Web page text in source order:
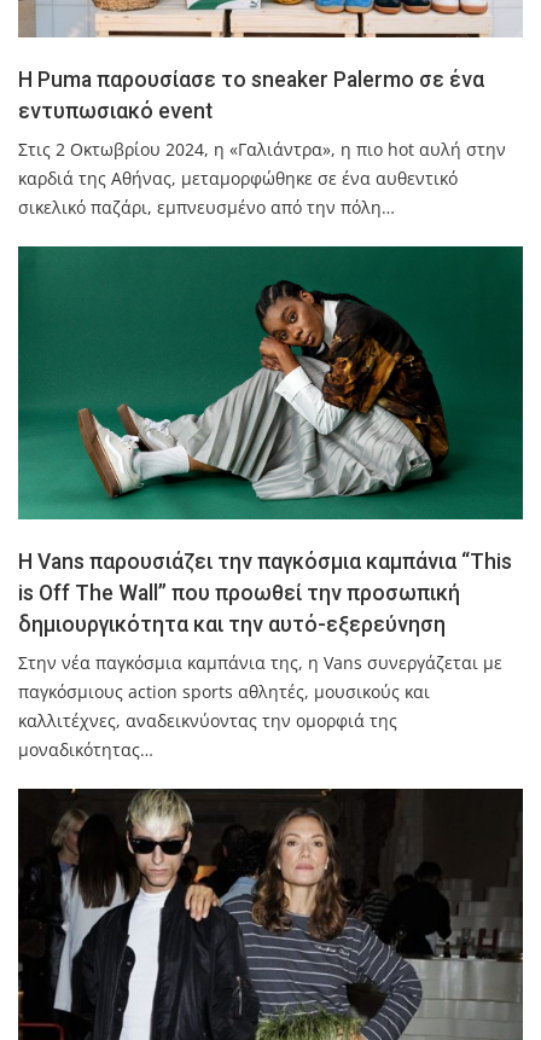
Η Puma παρουσίασε το sneaker Palermo σε ένα
εντυπωσιακό event
Στις 2 Οκτωβρίου 2024, η «Γαλιάντρα», η πιο hot αυλή στην
καρδιά της Αθήνας, μεταμορφώθηκε σε ένα αυθεντικό
σικελικό παζάρι, εμπνευσμένο από την πόλη…
Η Vans παρουσιάζει την παγκόσμια καμπάνια “This
is Off The Wall” που προωθεί την προσωπική
δημιουργικότητα και την αυτό-εξερεύνηση
Στην νέα παγκόσμια καμπάνια της, η Vans συνεργάζεται με
παγκόσμιους action sports αθλητές, μουσικούς και
καλλιτέχνες, αναδεικνύοντας την ομορφιά της
μοναδικότητας…